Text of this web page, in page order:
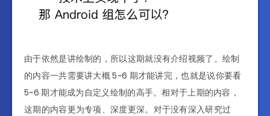
由于依然是讲绘制的，所以这期就没有介绍视频了。绘制
的内容一共需要讲大概 5~6 期才能讲完，也就是说你要看
5~6 期才能成为自定义绘制的高手。相对于上期的内容，
这期的内容更为专项、深度更深。对于没有深入研究过